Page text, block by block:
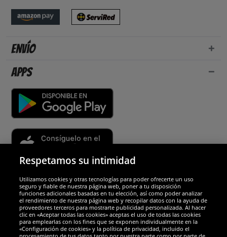
Envío
Apps
Socios y seguridad
Galardones
Respetamos su intimidad
Utilizamos cookies y otras tecnologías para poder ofrecerte un uso
seguro y fiable de nuestra página web, poner a tu disposición
funciones adicionales basadas en tu elección, así como poder analizar
el rendimiento de nuestra página web y recopilar datos con la ayuda de
proveedores terceros para mostrarte publicidad personalizada. Al hacer
clic en «Aceptar todas las cookies» aceptas el uso de todas las cookies
para emplearlas con los fines que se exponen individualmente en la
«Configuración de cookies» y la política de privacidad, incluido el